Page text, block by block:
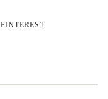
PINTEREST